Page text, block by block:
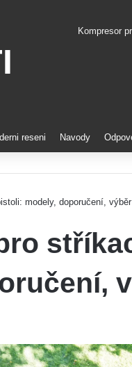
Kompresor
reseni Navody
modely, doporučení, výběr